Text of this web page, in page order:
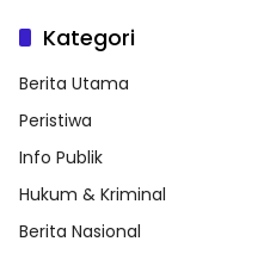
Kategori
Berita Utama
Peristiwa
Info Publik
Hukum & Kriminal
Berita Nasional